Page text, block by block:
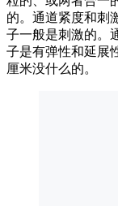
的。通道紧度和刺
子一般是刺激的。
子是有弹性和延展
厘米没什么的。